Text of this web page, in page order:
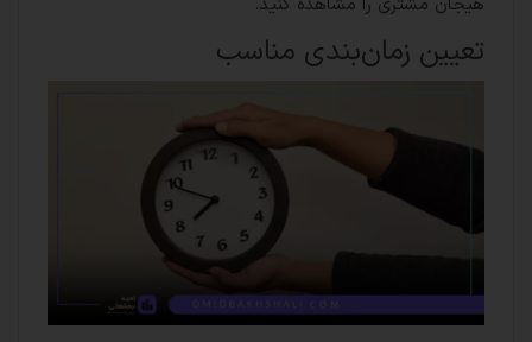
تعیین زمان‌بندی مناسب